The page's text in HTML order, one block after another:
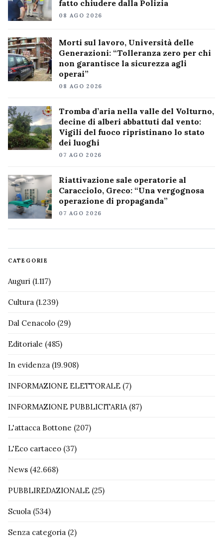
fatto chiudere dalla Polizia
08 AGO 2026
Morti sul lavoro, Università delle
Generazioni: “Tolleranza zero per chi
non garantisce la sicurezza agli
operai”
08 AGO 2026
Tromba d’aria nella valle del Volturno,
decine di alberi abbattuti dal vento:
Vigili del fuoco ripristinano lo stato
dei luoghi
07 AGO 2026
Riattivazione sale operatorie al
Caracciolo, Greco: “Una vergognosa
operazione di propaganda”
07 AGO 2026
CATEGORIE
Auguri (1.117)
Cultura (1.239)
Dal Cenacolo (29)
Editoriale (485)
In evidenza (19.908)
INFORMAZIONE ELETTORALE (7)
INFORMAZIONE PUBBLICITARIA(87)
L'attacca Bottone (207)
L'Eco cartaceo (37)
News (42.668)
PUBBLIREDAZIONALE (25)
Scuola (534)
Senza categoria (2)